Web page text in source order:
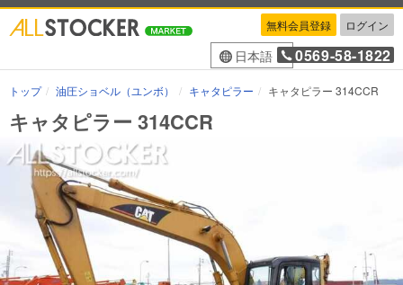
無料会員登録 ログイン
日本語 0569-58-1822
トップ 油圧ショベル（ユンボ） キャタピラー キャタピラー 314CCR
キャタピラー 314CCR